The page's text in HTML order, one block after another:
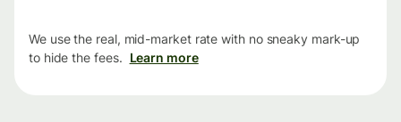
We use the real, mid-market rate with no sneaky mark-up
to hide the fees. Learn more